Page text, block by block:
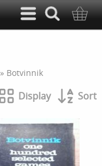
» Botvinnik
Display Sort